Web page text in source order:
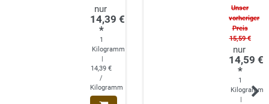
14,39 €
*
1
Kilogramm
|
14,39 €
/
Kilogramm
Unser
vorheriger
Preis
15,59 €
14,59 €
*
1
Kilogramm
|